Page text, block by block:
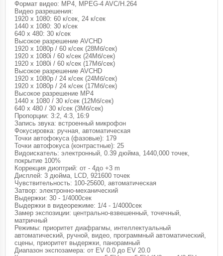
Формат видео: MP4, MPEG-4 AVC/H.264
Видео разрешения:
1920 x 1080: 60 к/сек, 24 к/сек
1440 x 1080: 30 к/сек
640 x 480: 30 к/сек
Высокое разрешение AVCHD
1920 x 1080p / 60 к/сек (28Мб/сек)
1920 x 1080i / 60 к/сек (24Мб/сек)
1920 x 1080i / 60 к/сек (17Мб/сек)
Высокое разрешение AVCHD
1920 x 1080p / 24 к/сек (24Мб/сек)
1920 x 1080p / 24 к/сек (17Мб/сек)
Высокое разрешение MP4
1440 x 1080 / 30 к/сек (12Мб/сек)
640 x 480 / 30 к/сек (3Мб/сек)
Пропорции: 3:2, 4:3, 16:9
Запись звука: встроенный микрофон
Фокусировка: ручная, автоматическая
Точки автофокуса (фазовые): 179
Точки автофокуса (контрастные): 25
Видоискатель: электронный, 0.39 дюйма, 1440,000 точек,
покрытие 100%
Коррекция диоптрий: от - 4до +3 m
Дисплей: 3 дюйма, LCD, 921600 точек
Чувствительность: 100-25600, автоматическая
Затвор: электронно-механический
Выдержки: 30 - 1/4000сек
Выдержки в видеорежиме: 1/4 - 1/4000сек
Замер экспозиции: центрально-взвешенный, точечный,
матричный
Режимы: приоритет диафрагмы, интеллектуальный
автоматический, ручной, видео, программный автоматический,
сцены, приоритет выдержки, панорамный
Диапазон экспозамера: от EV 0.0 до EV 20.0